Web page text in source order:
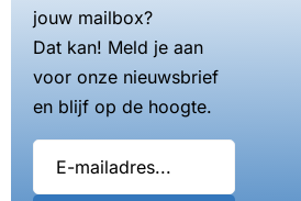
jouw mailbox?
Dat kan! Meld je aan
voor onze nieuwsbrief
en blijf op de hoogte.